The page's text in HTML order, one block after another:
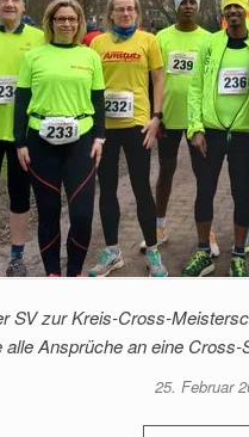
SV zur Kreis-Cross-
alle Ansprüche an eine
25. Februar